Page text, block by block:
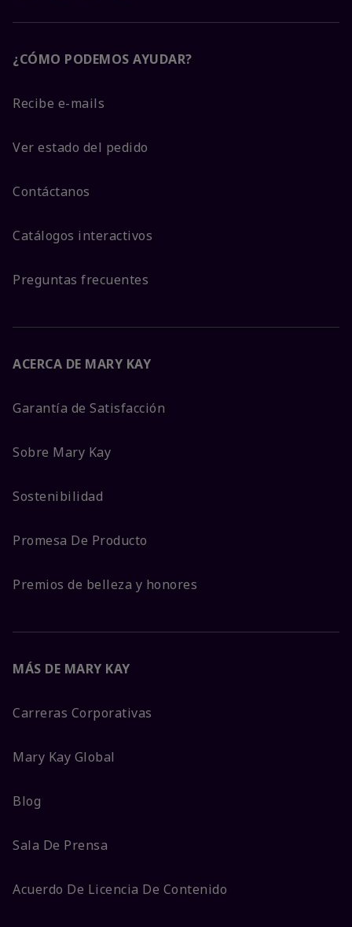
¿CÓMO PODEMOS AYUDAR?
Recibe e-mails
Ver estado del pedido
Contáctanos
Catálogos interactivos
Preguntas frecuentes
ACERCA DE MARY KAY
Garantía de Satisfacción
Sobre Mary Kay
Sostenibilidad
Promesa De Producto
Premios de belleza y honores
MÁS DE MARY KAY
Carreras Corporativas
Mary Kay Global
Blog
Sala De Prensa
Acuerdo De Licencia De Contenido